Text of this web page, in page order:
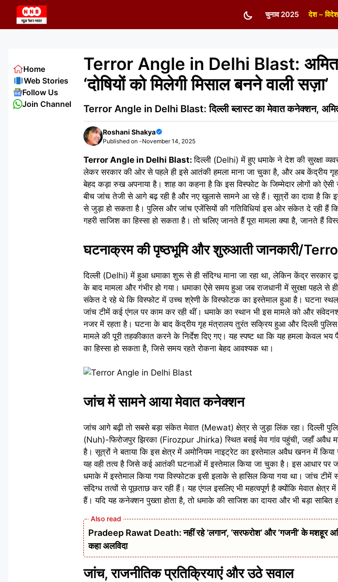
content
चुनाव 2025 देश – विदेश
Terror Angle in Delhi Blast:
‘दोषियों को मिलेगी मिसाल बनने वाली सज़ा’
Terror Angle in Delhi Blast: दिल्ली ब्लास्ट का मेवात कनेक्शन, अमित
Roshani Shakya
Published on -November 14, 2025
Terror Angle in Delhi Blast:दिल्ली (Delhi) में हुए धमाके ने देश की सुरक्षा
लेकर सरकार की ओर से पहले ही इसे आतंकी हमला माना जा चुका है, और अब केंद्रीय
बेहद कड़ा रुख अपनाया है। शाह का कहना है कि इस विस्फोट के जिम्मेदार लोगों को
बीच जांच तेजी से आगे बढ़ रही है और नए खुलासे सामने आ रहे हैं। सूत्रों का दावा है कि
से जुड़ा हो सकता है। पुलिस और जांच एजेंसियों की गतिविधियां इस ओर संकेत दे रही हैं
गहरी साजिश का हिस्सा हो सकता है। तो चलिए जानते हैं पूरा मामला क्या है, जानते हैं
घटनाक्रम की पृष्ठभूमि और शुरुआती जानकारी/
दिल्ली (Delhi) में हुआ धमाका शुरू से ही संदिग्ध माना जा रहा था, लेकिन केंद्र सरकार
के बाद मामला और गंभीर हो गया। धमाका ऐसे समय हुआ जब राजधानी में सुरक्षा पहले से
संकेत दे रहे थे कि विस्फोट में उच्च श्रेणी के विस्फोटक का इस्तेमाल हुआ है। घटना
जांच टीमें कई एंगल पर काम कर रही थीं। धमाके का स्थान भी इस मामले को और
नजर में रहता है। घटना के बाद केंद्रीय गृह मंत्रालय तुरंत सक्रिय हुआ और दिल्ली पुलिस
मामले की पूरी तहकीकात करने के निर्देश दिए गए। यह स्पष्ट था कि यह हमला केवल भय
का हिस्सा हो सकता है, जिसे समय रहते रोकना बेहद आवश्यक था।
जांच में सामने आया मेवात कनेक्शन
जांच आगे बढ़ी तो सबसे बड़ा संकेत मेवात (Mewat) क्षेत्र से जुड़ा लिंक रहा। दिल्ली
(Nuh)-फिरोजपुर झिरका (Firozpur Jhirka) स्थित बसई मेव गांव पहुंची, जहाँ अवैध
है। सूत्रों ने बताया कि इस क्षेत्र में अमोनियम नाइट्रेट का इस्तेमाल अवैध खनन में किया
यह वही तत्व है जिसे कई आतंकी घटनाओं में इस्तेमाल किया जा चुका है। इस आधार पर
धमाके में इस्तेमाल किया गया विस्फोटक इसी इलाके से हासिल किया गया था। जांच
संदिग्ध तत्वों से पूछताछ कर रही हैं। यह एंगल इसलिए भी महत्वपूर्ण है क्योंकि मेवात
हैं। यदि यह कनेक्शन पुख्ता होता है, तो धमाके की साजिश का दायरा और भी बड़ा साबित
Pradeep Rawat Death: नहीं रहे ‘लगान’, ‘सरफरोश’ और ‘गजनी’ के मशहूर
कहा अलविदा
जांच, राजनीतिक प्रतिक्रियाएं और उठे सवाल
Home
Web Stories
Follow Us
Join Channel